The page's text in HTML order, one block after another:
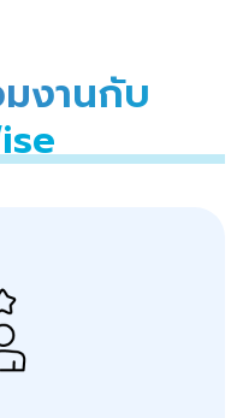
งานกับ